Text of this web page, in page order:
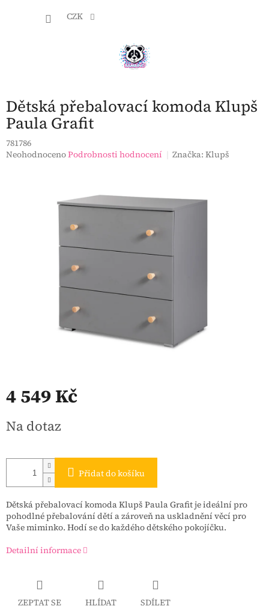
CZK
Dětská přebalovací komoda Klupš
Paula Grafit
781786
Průměrné
NeohodnocenoPodrobnosti hodnocení Značka:Klupš
4 549 Kč
cena:
Na dotaz
Přidat do košíku
Dětská přebalovací komoda Klupš Paula Grafit je ideální pro
pohodlné přebalování dětí a zároveň na uskladnění věcí pro
Vaše miminko. Hodí se do každého dětského pokojíčku.
Detailní informace
ZEPTAT SE HLÍDAT SDÍLET